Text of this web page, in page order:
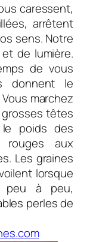
caressent,
arrêtent
sens. Notre
de lumière.
de vous
donnent le
marchez
grosses têtes
poids des
aux
Les graines
lorsque
peu à peu,
perles de